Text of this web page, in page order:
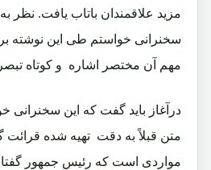
مزید علاقمندان باتاب یافت. نظر
سخنرانی خواستم طی این نوشته
مهم آن مختصر اشاره و کوتاه
درآغاز باید گفت که این سخنرانی
متن قبلاً به دقت تهیه شده قرائت
مواردی است که رئیس جمهور